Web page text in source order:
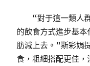
“對于這一類人
的飲食方式進步基
肪減上去。”斯彩娟
食，粗細搭配更佳，